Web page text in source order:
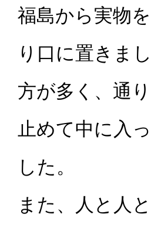
福島から実物
り口に置きま
方が多く、通
止めて中に入
した。
また、人と人